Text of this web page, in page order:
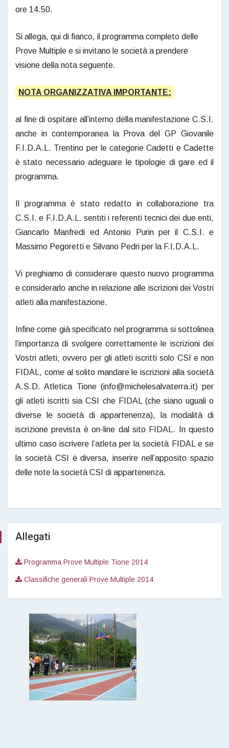
ore 14.50.
Si allega, qui di fianco, il programma completo delle
Prove Multiple e si invitano le società a prendere
visione della nota seguente.
NOTA ORGANIZZATIVA IMPORTANTE:
al fine di ospitare all’interno della manifestazione C.S.I.
anche in contemporanea la Prova del GP Giovanile
F.I.D.A.L. Trentino per le categorie Cadetti e Cadette
è stato necessario adeguare le tipologie di gare ed il
programma.
Il programma è stato redatto in collaborazione tra
C.S.I. e F.I.D.A.L. sentiti i referenti tecnici dei due enti,
Giancarlo Manfredi ed Antonio Purin per il C.S.I. e
Massimo Pegoretti e Silvano Pedri per la F.I.D.A.L.
Vi preghiamo di considerare questo nuovo programma
e considerarlo anche in relazione alle iscrizioni dei Vostri
atleti alla manifestazione.
Infine come già specificato nel programma si sottolinea
l’importanza di svolgere correttamente le iscrizioni dei
Vostri atleti; ovvero per gli atleti iscritti solo CSI e non
FIDAL, come al solito mandare le iscrizioni alla società
A.S.D. Atletica Tione (info@michelesalvaterra.it) per
gli atleti iscritti sia CSI che FIDAL (che siano uguali o
diverse le società di appartenenza), la modalità di
iscrizione prevista è on-line dal sito FIDAL. In questo
ultimo caso iscrivere l’atleta per la società FIDAL e se
la società CSI è diversa, inserire nell’apposito spazio
delle note la società CSI di appartenenza.
Allegati
Programma Prove Multiple Tione 2014
Classifiche generali Prove Multiple 2014